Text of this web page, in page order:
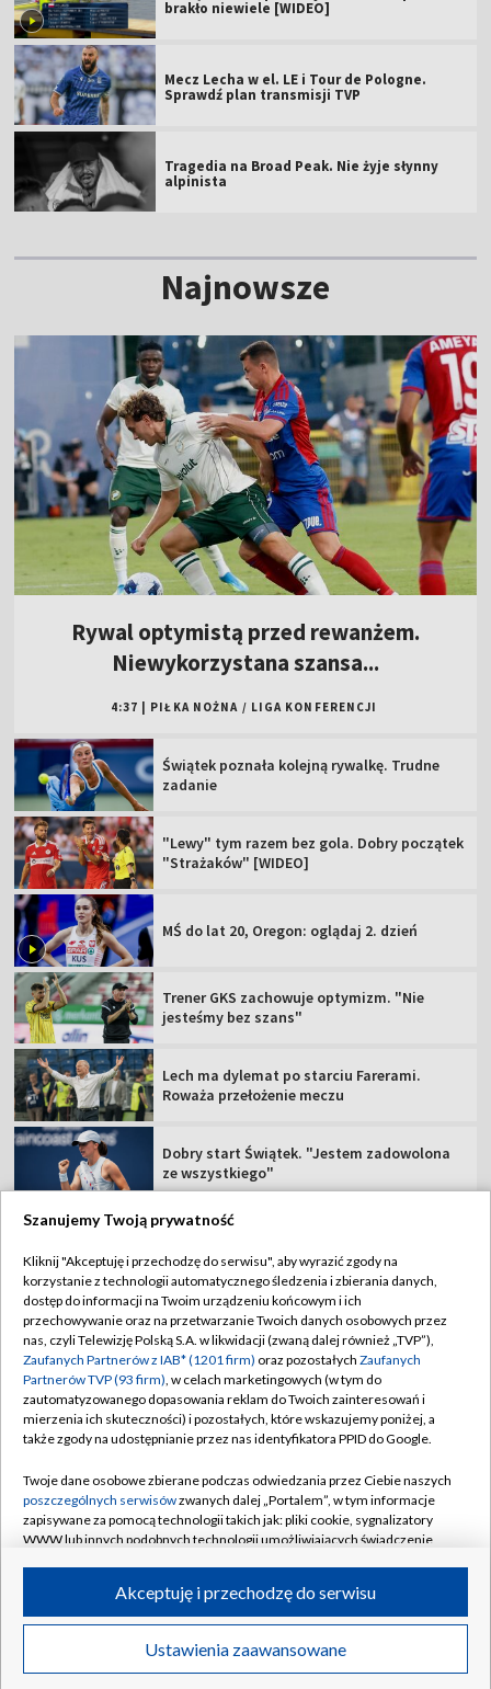
Transmisje Wideo
brakło niewiele [WIDEO]
Mecz Lecha w el. LE i Tour de Pologne.
Sprawdź plan transmisji TVP
Tragedia na Broad Peak. Nie żyje słynny
alpinista
Najnowsze
Rywal optymistą przed rewanżem.
Niewykorzystana szansa...
4:37 PIŁKA NOŻNA / LIGA KONFERENCJI
Świątek poznała kolejną rywalkę. Trudne
zadanie
"Lewy" tym razem bez gola. Dobry początek
"Strażaków" [WIDEO]
MŚ do lat 20, Oregon: oglądaj 2. dzień
Trener GKS zachowuje optymizm. "Nie
jesteśmy bez szans"
Lech ma dylemat po starciu Farerami.
Roważa przełożenie meczu
Dobry start Świątek. "Jestem zadowolona
ze wszystkiego"
TVP
Abonament TVP
Sklep TVP
Biuro Reklamy
Oferta Handlowa
Emisja w TVP
Rada Programowa
Ogłoszenia przetargowe
Akademia Telewizyjna
Informacje o nadawcy
Centrum informacji TVP
Regulamin TVP
Polityka prywatności
Moje zgody
Biuro reklamy
Kanały
©2026 Telewizja Polska Spółka Akcyjna w likwidacji
Szanujemy Twoją prywatność
Kliknij "Akceptuję i przechodzę do serwisu", aby wyrazić zgody na
korzystanie z technologii automatycznego śledzenia i zbierania danych,
dostęp do informacji na Twoim urządzeniu końcowym i ich
przechowywanie oraz na przetwarzanie Twoich danych osobowych przez
nas, czyli Telewizję Polską S.A. w likwidacji (zwaną dalej również „TVP”),
Zaufanych Partnerów z IAB* (1201 firm) oraz pozostałych Zaufanych
Partnerów TVP (93 firm), w celach marketingowych (w tym do
zautomatyzowanego dopasowania reklam do Twoich zainteresowań i
mierzenia ich skuteczności) i pozostałych, które wskazujemy poniżej, a
także zgody na udostępnianie przez nas identyfikatora PPID do Google.
Twoje dane osobowe zbierane podczas odwiedzania przez Ciebie naszych
poszczególnych serwisówzwanych dalej „Portalem”, w tym informacje
zapisywane za pomocą technologii takich jak: pliki cookie, sygnalizatory
WWW lub innych podobnych technologii umożliwiających świadczenie
ruchu w Internecie.
Twoje dane osobowe zbierane podczas odwiedzania przez Ciebie
poszczególnych serwisówna Portalu, takie jak adresy IP, identyfikatory
Ustawienia zaawansowane
Akceptuję i przechodzę do serwisu